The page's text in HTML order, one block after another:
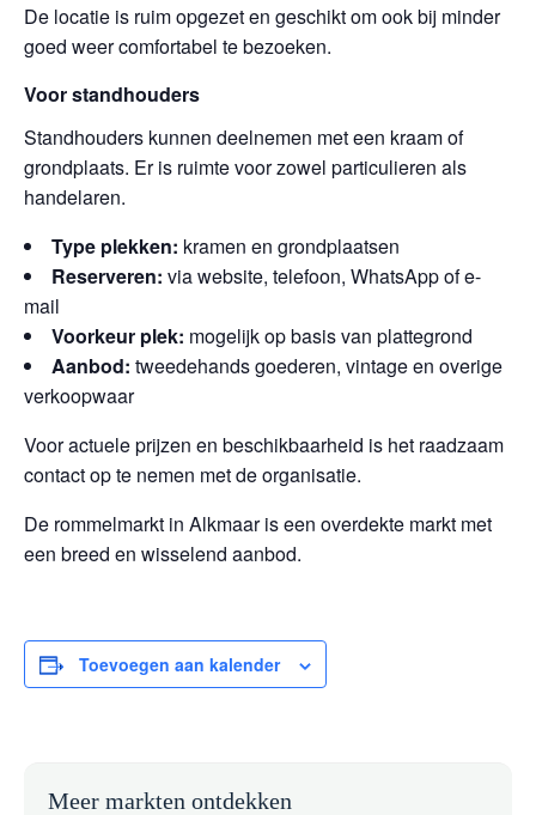
De locatie is ruim opgezet en geschikt om ook bij minder
goed weer comfortabel te bezoeken.
Voor standhouders
Standhouders kunnen deelnemen met een kraam of
grondplaats. Er is ruimte voor zowel particulieren als
handelaren.
Type plekken: kramen en grondplaatsen
Reserveren: via website, telefoon, WhatsApp of e-
mail
Voorkeur plek: mogelijk op basis van plattegrond
Aanbod: tweedehands goederen, vintage en overige
verkoopwaar
Voor actuele prijzen en beschikbaarheid is het raadzaam
contact op te nemen met de organisatie.
De rommelmarkt in Alkmaar is een overdekte markt met
een breed en wisselend aanbod.
Toevoegen aan kalender
Meer markten ontdekken